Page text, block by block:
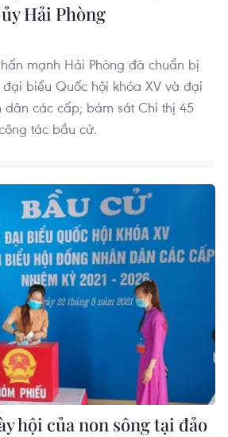
Hải Phòng
mạnh Hải Phòng đã chuẩn bị
biểu Quốc hội khóa XV và đại
các cấp; bám sát Chỉ thị 45
tác bầu cử.
hội của non sông tại đảo